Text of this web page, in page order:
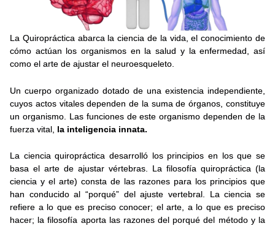
La Quiropráctica abarca la ciencia de la vida, el conocimiento de
cómo actúan los organismos en la salud y la enfermedad, así
como el arte de ajustar el neuroesqueleto.
Un cuerpo organizado dotado de una existencia independiente,
cuyos actos vitales dependen de la suma de órganos, constituye
un organismo. Las funciones de este organismo dependen de la
fuerza vital, la inteligencia innata.
La ciencia quiropráctica desarrolló los principios en los que se
basa el arte de ajustar vértebras. La filosofía quiropráctica (la
ciencia y el arte) consta de las razones para los principios que
han conducido al “porqué” del ajuste vertebral. La ciencia se
refiere a lo que es preciso conocer; el arte, a lo que es preciso
hacer; la filosofía aporta las razones del porqué del método y la